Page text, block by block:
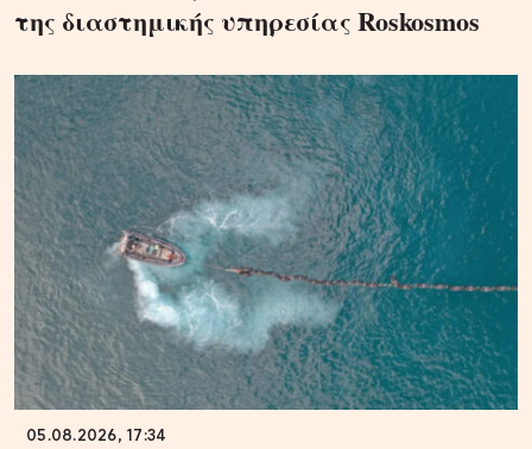
της διαστημικής υπηρεσίας Roskosmos
05.08.2026, 17:34